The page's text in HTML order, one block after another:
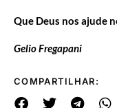
Que Deus nos ajude
Gelio Fregapani
COMPARTILHAR: